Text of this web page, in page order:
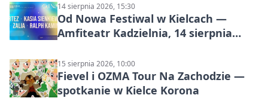
14 sierpnia 2026, 15:30
Od Nowa Festiwal w Kielcach —
Amfiteatr Kadzielnia, 14 sierpnia
15 sierpnia 2026, 10:00
Fievel i OZMA Tour Na Zachodzie —
spotkanie w Kielce Korona